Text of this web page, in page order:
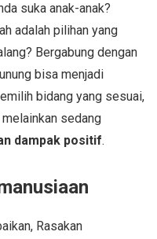
suka anak-anak?
adalah pilihan yang
Bergabung dengan
bisa menjadi
bidang yang sesuai,
sedang
dampak positif.